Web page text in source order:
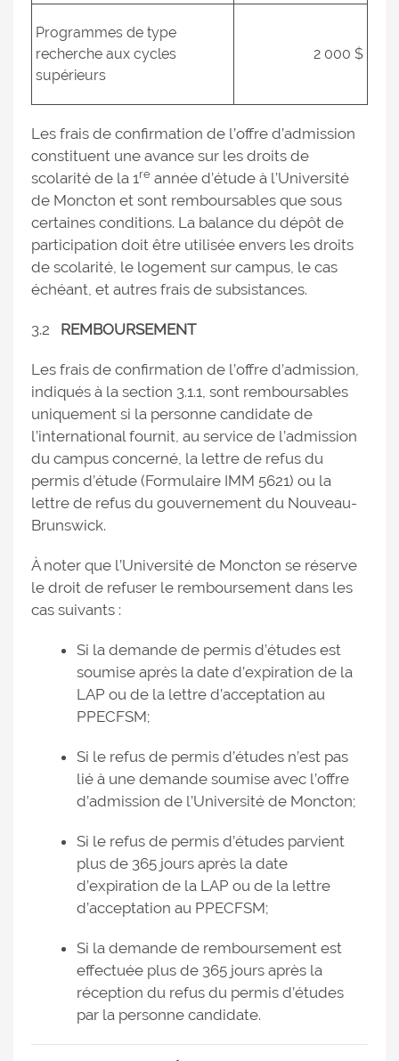
Programmes de type
recherche aux cycles
supérieurs
2 000 $
Les frais de confirmation de l’offre d’admission
constituent une avance sur les droits de
scolarité de la 1re année d’étude à l’Université
de Moncton et sont remboursables que sous
certaines conditions. La balance du dépôt de
participation doit être utilisée envers les droits
de scolarité, le logement sur campus, le cas
échéant, et autres frais de subsistances.
3.2 REMBOURSEMENT
Les frais de confirmation de l’offre d’admission,
indiqués à la section 3.1.1, sont remboursables
uniquement si la personne candidate de
l’international fournit, au service de l’admission
du campus concerné, la lettre de refus du
permis d’étude (Formulaire IMM 5621) ou la
lettre de refus du gouvernement du Nouveau-
Brunswick.
À noter que l’Université de Moncton se réserve
le droit de refuser le remboursement dans les
cas suivants :
Si la demande de permis d’études est
soumise après la date d’expiration de la
LAP ou de la lettre d’acceptation au
PPECFSM;
Si le refus de permis d’études n’est pas
lié à une demande soumise avec l’offre
d’admission de l’Université de Moncton;
Si le refus de permis d’études parvient
plus de 365 jours après la date
d’expiration de la LAP ou de la lettre
d’acceptation au PPECFSM;
Si la demande de remboursement est
effectuée plus de 365 jours après la
réception du refus du permis d’études
par la personne candidate.